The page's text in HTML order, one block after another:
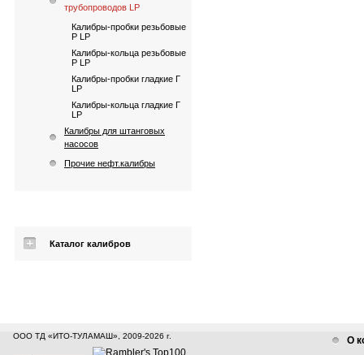
трубопроводов LP
Калибры-пробки резьбовые
Р LP
Калибры-кольца резьбовые
Р LP
Калибры-пробки гладкие Г
LP
Калибры-кольца гладкие Г
LP
Калибры для штанговых
насосов
Прочие нефт.калибры
Каталог калибров
ООО ТД «ИТО-ТУЛАМАШ», 2009-2026 г. О